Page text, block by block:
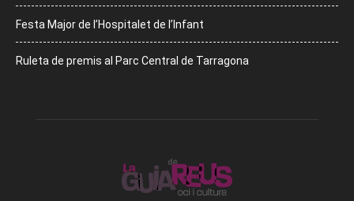
Festa Major de l’Hospitalet de l’Infant
Ruleta de premis al Parc Central de Tarragona